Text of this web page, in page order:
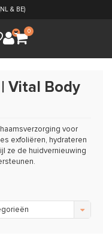
& BE)
0
Vital Body
voor
exfoliëren, hydrateren
ze de huidvernieuwing